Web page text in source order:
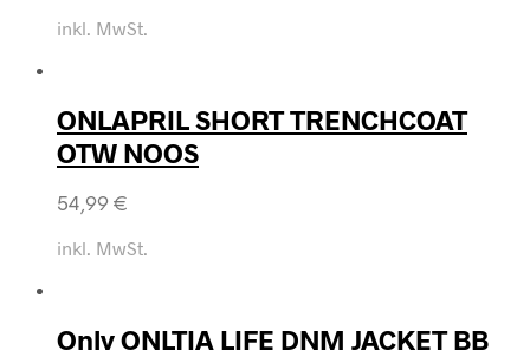
inkl. MwSt.
ONLAPRIL SHORT TRENCHCOAT
OTW NOOS
54,99 €
inkl. MwSt.
Only ONLTIA LIFE DNM JACKET BB